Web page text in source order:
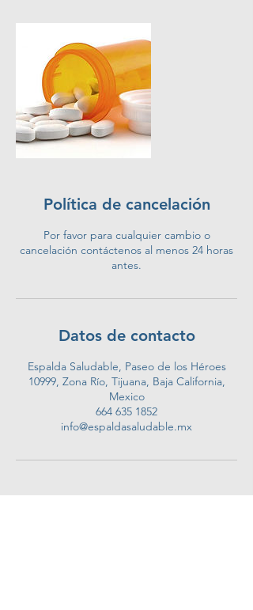
Política de cancelación
Por favor para cualquier cambio o
cancelación contáctenos al menos 24 horas
antes.
Datos de contacto
Espalda Saludable, Paseo de los Héroes
10999, Zona Río, Tijuana, Baja California,
Mexico
664 635 1852
info@espaldasaludable.mx